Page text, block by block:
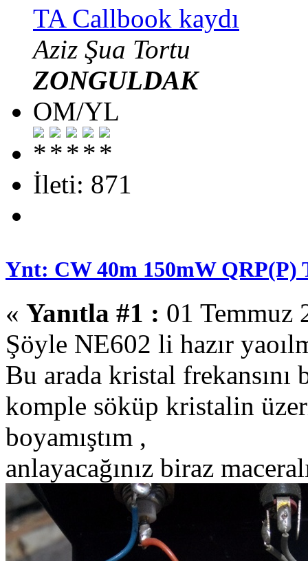
TA Callbook kaydı
Aziz Şua Tortu
ZONGULDAK
OM/YL
İleti: 871
Ynt: CW 40m 150mW QRP(P)
« Yanıtla #1 : 01 Temmuz
Şöyle NE602 li hazır
Bu arada kristal
komple söküp kristalin
boyamıştım ,
anlayacağınız biraz